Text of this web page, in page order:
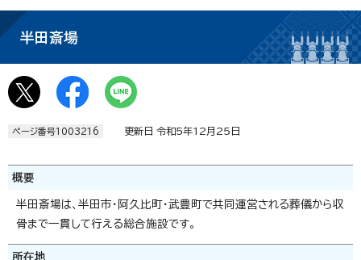
半田斎場
ページ番号1003216 更新日 令和5年12月25日
概要
半田斎場は、半田市・阿久比町・武豊町で共同運営される葬儀から収
骨まで一貫して行える総合施設です。
所在地